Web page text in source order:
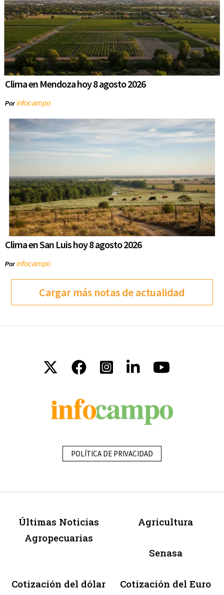
Clima en Mendoza hoy 8 agosto 2026
Porinfocampo
Clima en San Luis hoy 8 agosto 2026
Porinfocampo
Cargar más notas de actualidad
POLÍTICA DE PRIVACIDAD
Últimas Noticias
Agropecuarias
Agricultura
Senasa
Cotización del dólar Cotización del Euro